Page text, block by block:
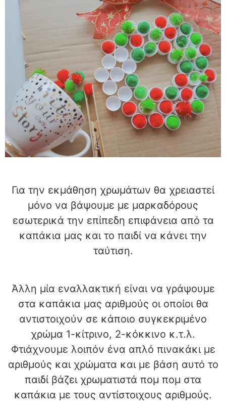
Για την εκμάθηση χρωμάτων θα χρειαστεί
μόνο να βάψουμε με μαρκαδόρους
εσωτερικά την επίπεδη επιφάνεια από τα
καπάκια μας και το παιδί να κάνει την
ταύτιση.
Άλλη μία εναλλακτική είναι να γράψουμε
στα καπάκια μας αριθμούς οι οποίοι θα
αντιστοιχούν σε κάποιο συγκεκριμένο
χρώμα 1-κίτρινο, 2-κόκκινο κ.τ.λ.
Φτιάχνουμε λοιπόν ένα απλό πινακάκι με
αριθμούς και χρώματα και με βάση αυτό το
παιδί βάζει χρωματιστά πομ πομ στα
καπάκια με τους αντίστοιχους αριθμούς.